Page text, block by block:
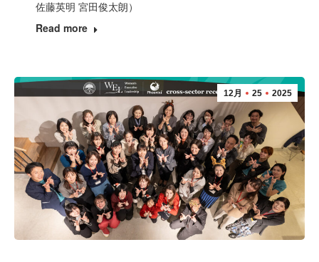
佐藤英明 宮田俊太朗）
Read more
12月 25 2025